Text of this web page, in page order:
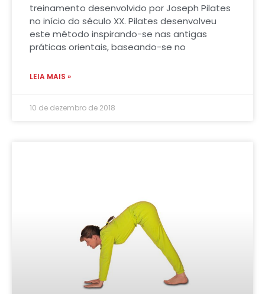
treinamento desenvolvido por Joseph Pilates
no início do século XX. Pilates desenvolveu
este método inspirando-se nas antigas
práticas orientais, baseando-se no
LEIA MAIS »
10 de dezembro de 2018